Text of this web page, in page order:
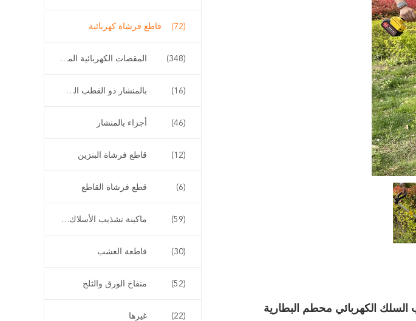
قاطع فرشاة كهربائية (72)
المقصات الكهربائية المقلم (348)
بالمنشار ذو القطب الطويل (16)
أجزاء بالمنشار (46)
قاطع فرشاة البنزين (12)
قطع فرشاة القاطع (6)
ماكينة تشذيب الأسلاك اللاسلكية (59)
قاطعة العشب (30)
منفاخ الورق والثلج (52)
غيرها (22)
السلك الكهربائي محطم البطارية